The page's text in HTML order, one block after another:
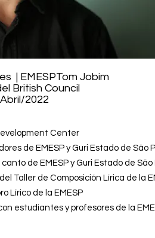
| EMESPTom Jobim
British Council
2022
Center
de EMESP y Guri Estado de São
de EMESP y Guri Estado de São
Taller de Composición Lírica de la
Lírico de la EMESP
estudiantes y profesores de la